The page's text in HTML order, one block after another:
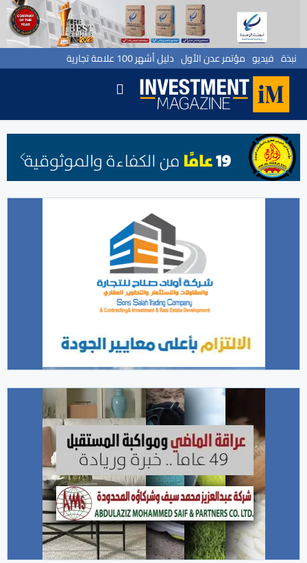
نبذة فيديو مؤتمر عدن الأول دليل أشهر 100 علامة تجارية